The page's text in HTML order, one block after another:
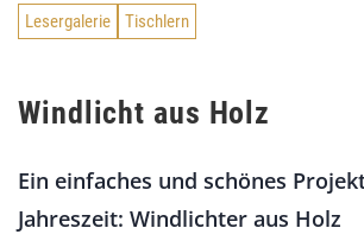
Lesergalerie Tischlern
Windlicht aus Holz
Ein einfaches und schönes
Jahreszeit: Windlichter aus Holz